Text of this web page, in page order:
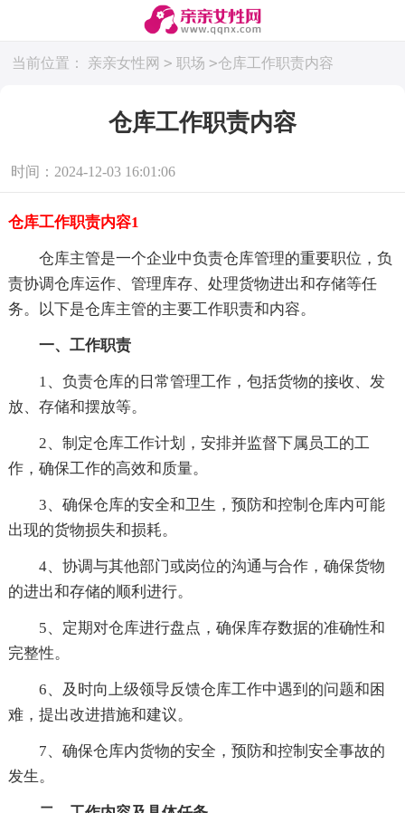
当前位置： 亲亲女性网 > 职场 >仓库工作职责内容
仓库工作职责内容
时间：2024-12-03 16:01:06
仓库工作职责内容1
仓库主管是一个企业中负责仓库管理的重要职位，负
责协调仓库运作、管理库存、处理货物进出和存储等任
务。以下是仓库主管的主要工作职责和内容。
一、工作职责
1、负责仓库的日常管理工作，包括货物的接收、发
放、存储和摆放等。
2、制定仓库工作计划，安排并监督下属员工的工
作，确保工作的高效和质量。
3、确保仓库的安全和卫生，预防和控制仓库内可能
出现的货物损失和损耗。
4、协调与其他部门或岗位的沟通与合作，确保货物
的进出和存储的顺利进行。
5、定期对仓库进行盘点，确保库存数据的准确性和
完整性。
6、及时向上级领导反馈仓库工作中遇到的问题和困
难，提出改进措施和建议。
7、确保仓库内货物的安全，预防和控制安全事故的
发生。